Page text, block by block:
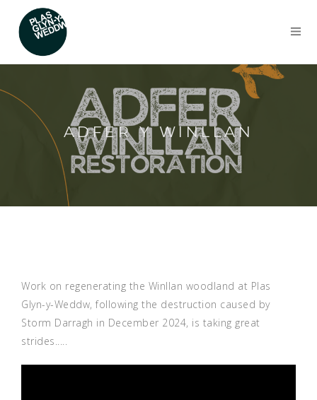
ADFER Y WINLLAN
Work on regenerating the Winllan woodland at Plas
Glyn-y-Weddw, following the destruction caused by
Storm Darragh in December 2024, is taking great
strides.....